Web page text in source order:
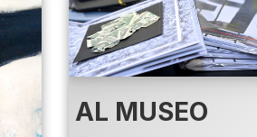
AL MUSEO